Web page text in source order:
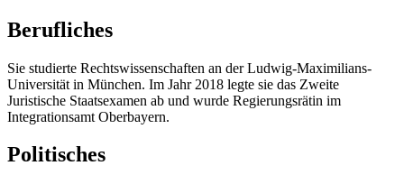
Berufliches
Sie studierte Rechtswissenschaften an der Ludwig-Maximilians-
Universität in München. Im Jahr 2018 legte sie das Zweite
Juristische Staatsexamen ab und wurde Regierungsrätin im
Integrationsamt Oberbayern.
Politisches